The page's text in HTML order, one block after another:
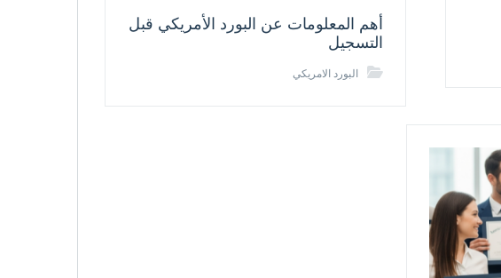
أهم المعلومات عن البورد الأمريكي قبل
التسجيل
البورد الامريكي